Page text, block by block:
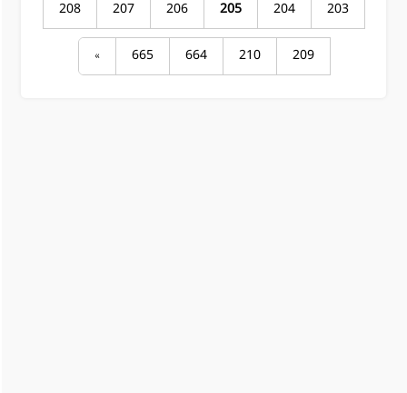
203
204
205
206
207
208
209
210
664
665
»